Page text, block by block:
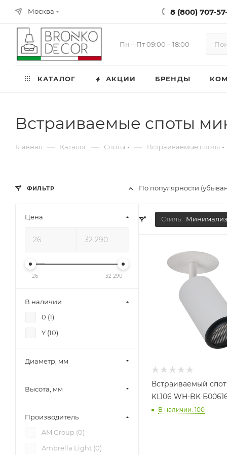
Москва 8 (800) 707-57-
Пн—Пт 09:00 – 18:00
КАТАЛОГ АКЦИИ БРЕНДЫ
Встраиваемые споты
Главная — Каталог — Споты — Встраиваемые споты
По популярности
Стиль:
Встраиваемый
KL106 WH-BK
В наличии: 100
ФИЛЬТР
Цена
26 32 290
В наличии
0 (1)
Y (10)
Диаметр, мм
Высота, мм
Производитель
AM Group (0)
Ambrella Light (0)